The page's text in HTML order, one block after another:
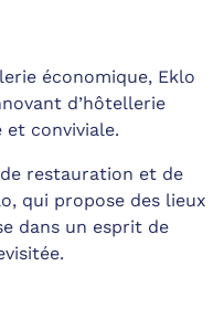
économique, Eklo
d’hôtellerie
et conviviale.
restauration et de
qui propose des lieux
dans un esprit de